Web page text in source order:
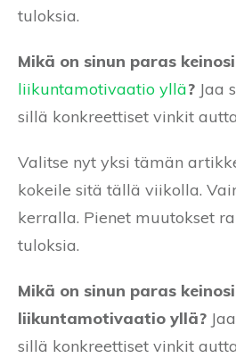
tuloksia.
Mikä on sinun paras keinosi
liikuntamotivaatio yllä? Jaa
sillä konkreettiset vinkit
Valitse nyt yksi tämän
kokeile sitä tällä viikolla.
kerralla. Pienet muutokset
tuloksia.
Mikä on sinun paras
liikuntamotivaatio yllä?
sillä konkreettiset vinkit